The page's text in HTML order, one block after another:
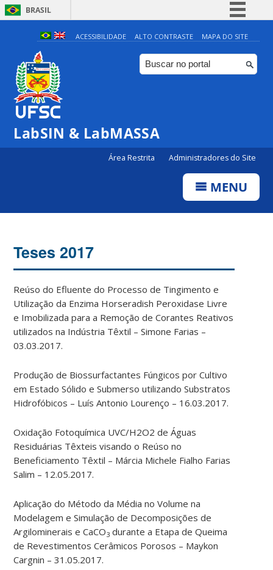
BRASIL
Simplifique!
Comunica BR
Participe
ACESSIBILIDADE ALTO CONTRASTE MAPA DO SITE
LabSIN & LabMASSA
Área Restrita Administradores do Site
MENU
Teses 2017
Reúso do Efluente do Processo de Tingimento e
Utilização da Enzima Horseradish Peroxidase Livre
e Imobilizada para a Remoção de Corantes Reativos
utilizados na Indústria Têxtil – Simone Farias –
03.03.2017.
Produção de Biossurfactantes Fúngicos por Cultivo
em Estado Sólido e Submerso utilizando Substratos
Hidrofóbicos – Luís Antonio Lourenço – 16.03.2017.
Oxidação Fotoquímica UVC/H2O2 de Águas
Residuárias Têxteis visando o Reúso no
Beneficiamento Têxtil – Márcia Michele Fialho Farias
Salim – 12.05.2017.
Aplicação do Método da Média no Volume na
Modelagem e Simulação de Decomposições de
Argilominerais e CaCO3 durante a Etapa de Queima
de Revestimentos Cerâmicos Porosos – Maykon
Cargnin – 31.05.2017.